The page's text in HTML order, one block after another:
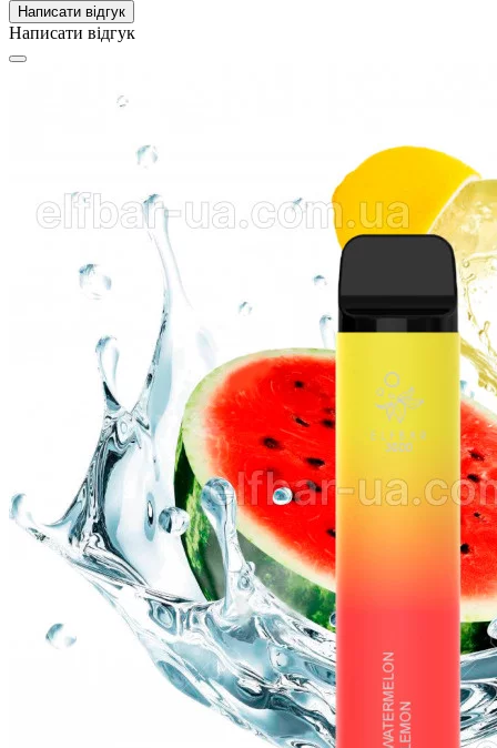
Написати відгук
Написати відгук